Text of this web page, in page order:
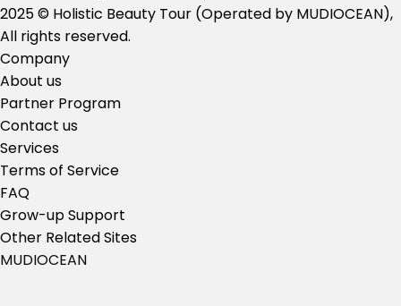
2025 © Holistic Beauty Tour (Operated by MUDIOCEAN),
All rights reserved.
Company
About us
Partner Program
Contact us
Services
Terms of Service
FAQ
Grow-up Support
Other Related Sites
MUDIOCEAN